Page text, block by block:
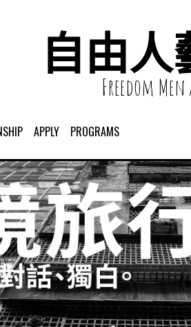
自由人
Freedom
APPLY PROGRAMS